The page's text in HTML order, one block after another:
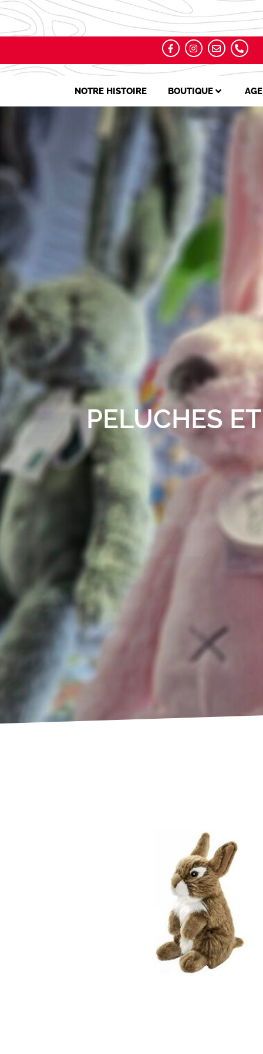
NOTRE HISTOIRE BOUTIQUE
PELUCHES